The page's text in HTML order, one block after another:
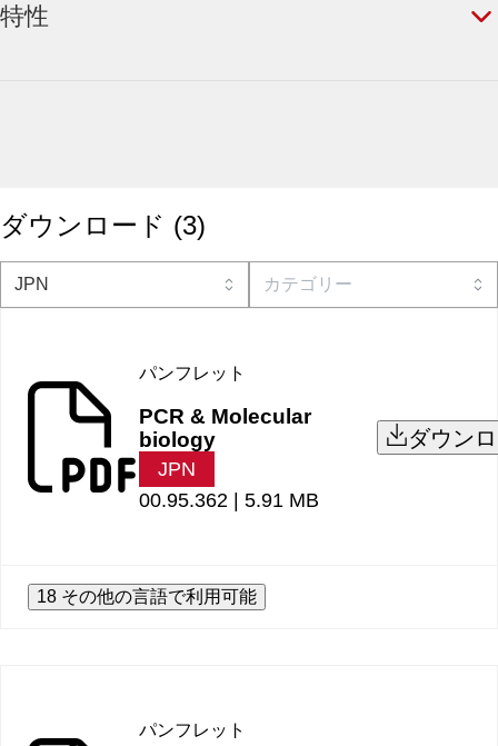
特性
ダウンロード (3)
パンフレット
PCR & Molecular
biology
JPN
00.95.362 | 5.91 MB
ダウン
18 その他の言語で利用可能
パンフレット